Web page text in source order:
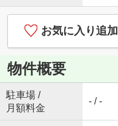
お気に入り追加
物件概要
駐車場 /
月額料金
- / -